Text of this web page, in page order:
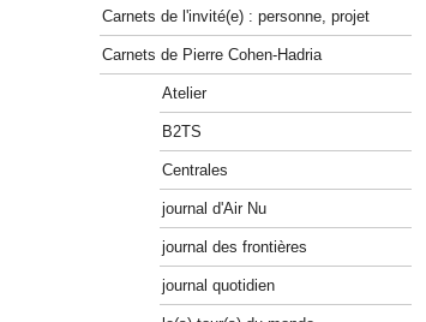
Carnets de l'invité(e) : personne, projet
Carnets de Pierre Cohen-Hadria
Atelier
B2TS
Centrales
journal d'Air Nu
journal des frontières
journal quotidien